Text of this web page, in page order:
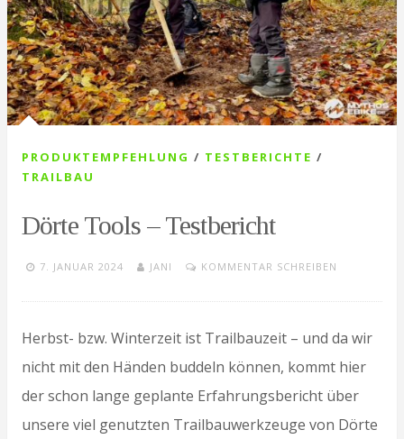
PRODUKTEMPFEHLUNG / TESTBERICHTE /
TRAILBAU
Dörte Tools – Testbericht
7. JANUAR 2024 JANI KOMMENTAR SCHREIBEN
Herbst- bzw. Winterzeit ist Trailbauzeit – und da wir
nicht mit den Händen buddeln können, kommt hier
der schon lange geplante Erfahrungsbericht über
unsere viel genutzten Trailbauwerkzeuge von Dörte